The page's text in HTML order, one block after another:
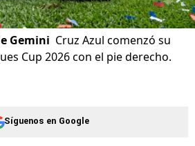
Gemini Cruz Azul comenzó su
Cup 2026 con el pie derecho.
Síguenos en Google